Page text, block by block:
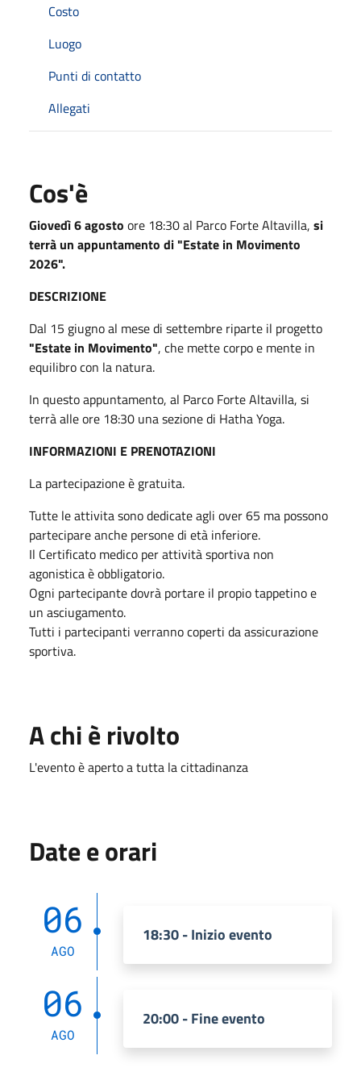
Costo
Luogo
Punti di contatto
Allegati
Cos'è
Giovedì 6 agosto ore 18:30 al Parco Forte Altavilla, si
terrà un appuntamento di "Estate in Movimento
2026".
DESCRIZIONE
Dal 15 giugno al mese di settembre riparte il progetto
"Estate in Movimento", che mette corpo e mente in
equilibro con la natura.
In questo appuntamento, al Parco Forte Altavilla, si
terrà alle ore 18:30 una sezione di Hatha Yoga.
INFORMAZIONI E PRENOTAZIONI
La partecipazione è gratuita.
Tutte le attivita sono dedicate agli over 65 ma possono
partecipare anche persone di età inferiore.
Il Certificato medico per attività sportiva non
agonistica è obbligatorio.
Ogni partecipante dovrà portare il propio tappetino e
un asciugamento.
Tutti i partecipanti verranno coperti da assicurazione
sportiva.
A chi è rivolto
L'evento è aperto a tutta la cittadinanza
Date e orari
06
AGO
18:30 - Inizio evento
06
AGO
20:00 - Fine evento